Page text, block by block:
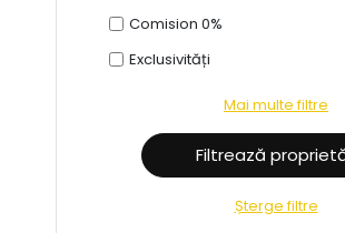
Comision 0%
Exclusivități
Mai multe filtre
Șterge filtre